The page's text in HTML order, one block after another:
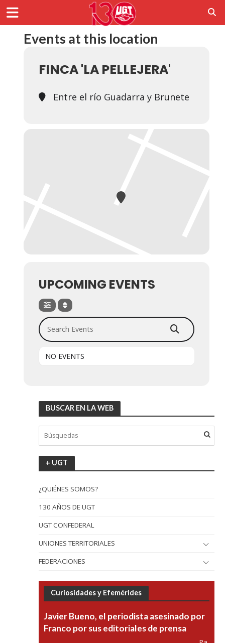
Events at this location
FINCA 'LA PELLEJERA'
Entre el río Guadarra y Brunete
UPCOMING EVENTS
Search Events
NO EVENTS
BUSCAR EN LA WEB
+ UGT
¿QUIÉNES SOMOS?
130 AÑOS DE UGT
UGT CONFEDERAL
UNIONES TERRITORIALES
FEDERACIONES
Curiosidades y Efemérides
Javier Bueno, el periodista asesinado por
Franco por sus editoriales de prensa